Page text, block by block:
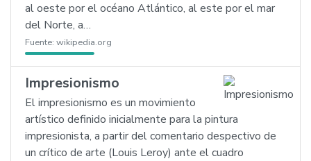
al oeste por el océano Atlántico, al este por el mar
del Norte, a…
Fuente: wikipedia.org
Impresionismo
El impresionismo es un movimiento
artístico definido inicialmente para la pintura
impresionista, a partir del comentario despectivo de
un crítico de arte (Louis Leroy) ante el cuadro